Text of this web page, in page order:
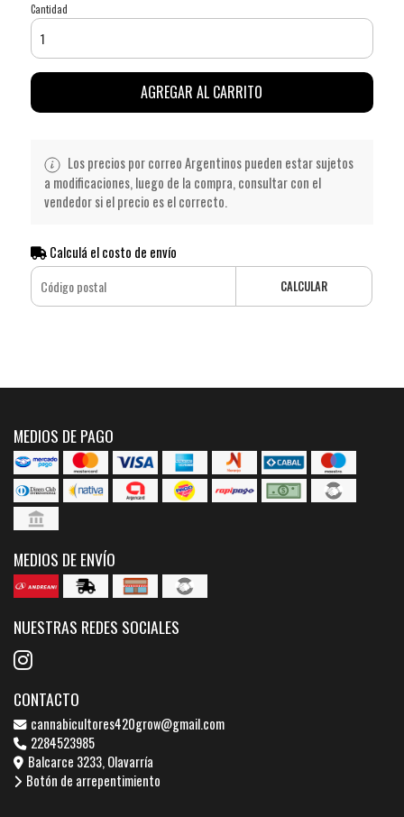
Cantidad
AGREGAR AL CARRITO
Los precios por correo Argentinos pueden estar sujetos
a modificaciones, luego de la compra, consultar con el
vendedor si el precio es el correcto.
Calculá el costo de envío
CALCULAR
MEDIOS DE PAGO
MEDIOS DE ENVÍO
NUESTRAS REDES SOCIALES
CONTACTO
cannabicultores420grow@gmail.com
2284523985
Balcarce 3233, Olavarría
Botón de arrepentimiento